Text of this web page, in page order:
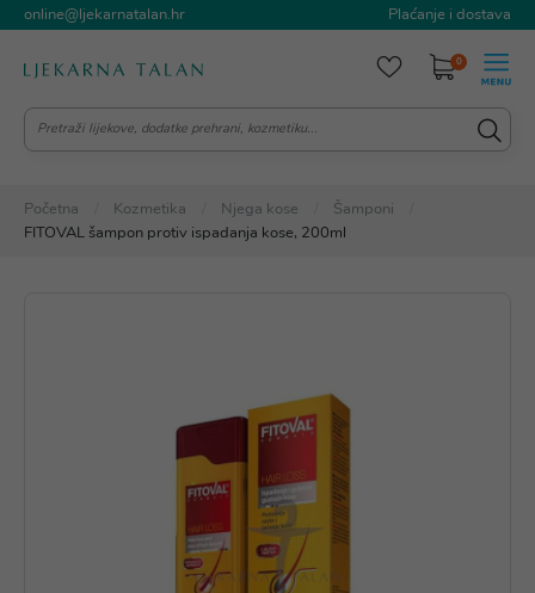
online@ljekarnatalan.hr Plaćanje i dostava
0
Početna Kozmetika Njega kose
Šamponi
FITOVAL šampon protiv ispadanja kose, 200ml